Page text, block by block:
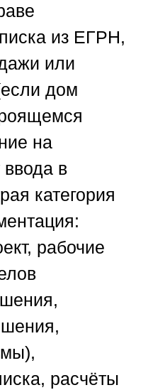
из ЕГРН,
или
дом
на
ввода в
категория
рабочие
расчёты